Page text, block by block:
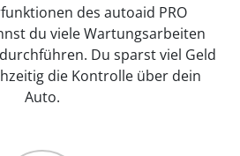
des autoaid PRO
du viele Wartungsarbeiten
Du sparst viel Geld
die Kontrolle über dein
Auto.